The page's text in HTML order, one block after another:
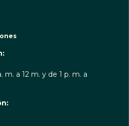
m. a 12 m. y de 1 p. m. a